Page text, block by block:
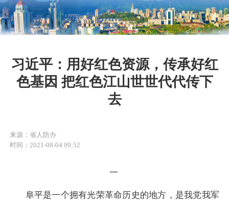
习近平：用好红色资源，传承好红
色基因 把红色江山世世代代传下
去
来源：省人防办
时间：2021-08-04 09:52
一
阜平是一个拥有光荣革命历史的地方，是我党我军